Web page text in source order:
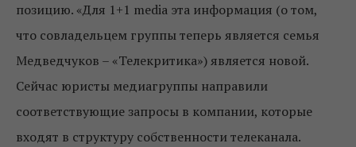
позицию. «Для 1+1 media эта информация (о том,
что совладельцем группы теперь является семья
Медведчуков – «Телекритика») является новой.
Сейчас юристы медиагруппы направили
соответствующие запросы в компании, которые
входят в структуру собственности телеканала.